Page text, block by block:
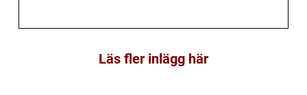
Läs fler inlägg här